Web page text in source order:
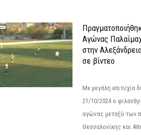
Αγώνας
στην
σε βίντεο
Με μεγάλη επιτυχία
21/10/2024 ο
αγώνας μεταξύ των
Θεσσαλονίκης και